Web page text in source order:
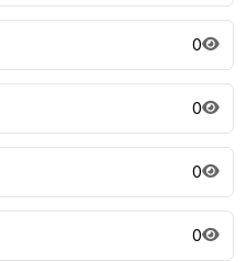
0
0
0
0